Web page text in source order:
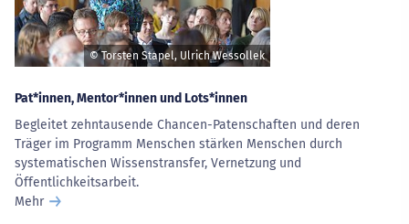
Pat*innen, Mentor*innen und Lots*innen
Begleitet zehntausende Chancen-Patenschaften und deren
Träger im Programm Menschen stärken Menschen durch
systematischen Wissenstransfer, Vernetzung und
Öffentlichkeitsarbeit.
Mehr
© Torsten Stapel, Ulrich Wessollek